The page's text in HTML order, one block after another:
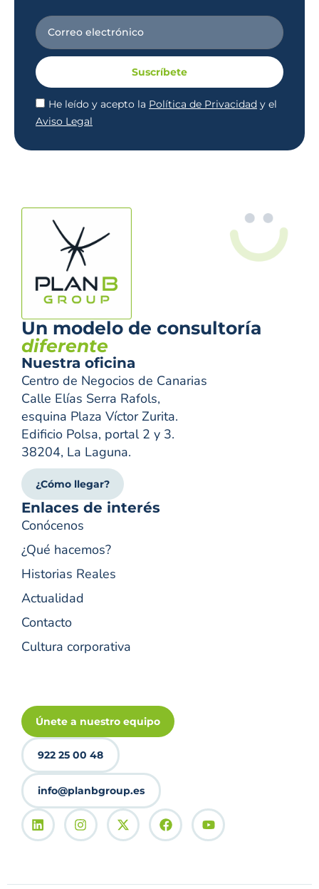
He leído y acepto la Política de Privacidad y el
Aviso Legal
Suscríbete
Un modelo de consultoría
diferente
Nuestra oficina
Centro de Negocios de Canarias
Calle Elías Serra Rafols,
esquina Plaza Víctor Zurita.
Edificio Polsa, portal 2 y 3.
38204, La Laguna.
¿Cómo llegar?
Enlaces de interés
Conócenos
¿Qué hacemos?
Historias Reales
Actualidad
Contacto
Cultura corporativa
Únete a nuestro equipo
922 25 00 48
info@planbgroup.es